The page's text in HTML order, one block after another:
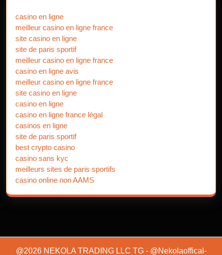
casino en ligne
meilleur casino en ligne france
site casino en ligne
site de paris sportif
meilleur casino en ligne france
casino en ligne avis
meilleur casino en ligne france
site casino en ligne
casino en ligne
casino en ligne france légal
casinos en ligne
site de paris sportif
best crypto casino
casino sans kyc
meilleurs sites de paris sportifs
casino online non AAMS
@2026 NEKOLA TRADING LLC TG - @Nekolaoffical-